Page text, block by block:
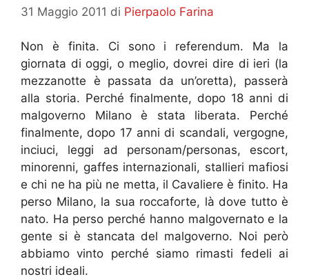
31 Maggio 2011 di Pierpaolo Farina
Non è finita. Ci sono i referendum. Ma la
giornata di oggi, o meglio, dovrei dire di ieri (la
mezzanotte è passata da un’oretta), passerà
alla storia. Perché finalmente, dopo 18 anni di
malgoverno Milano è stata liberata. Perché
finalmente, dopo 17 anni di scandali, vergogne,
inciuci, leggi ad personam/personas, escort,
minorenni, gaffes internazionali, stallieri mafiosi
e chi ne ha più ne metta, il Cavaliere è finito. Ha
perso Milano, la sua roccaforte, là dove tutto è
nato. Ha perso perché hanno malgovernato e la
gente si è stancata del malgoverno. Noi però
abbiamo vinto perché siamo rimasti fedeli ai
nostri ideali.